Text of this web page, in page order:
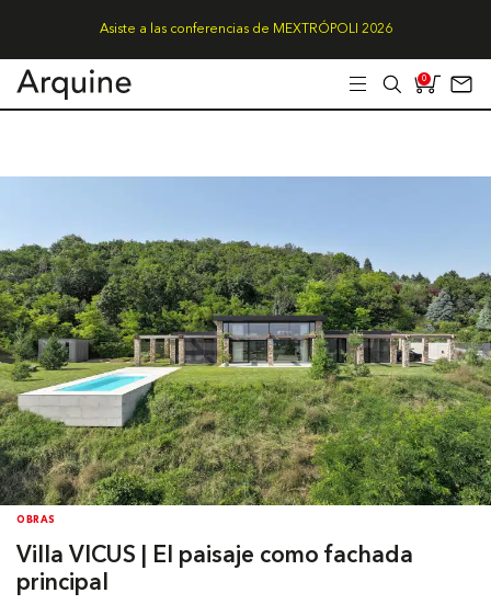
Asiste a las conferencias de MEXTRÓPOLI 2026
0
OBRAS
Villa VICUS | El paisaje como fachada
principal